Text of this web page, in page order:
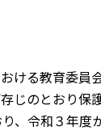
る教育委員会
じのとおり保
、令和３年